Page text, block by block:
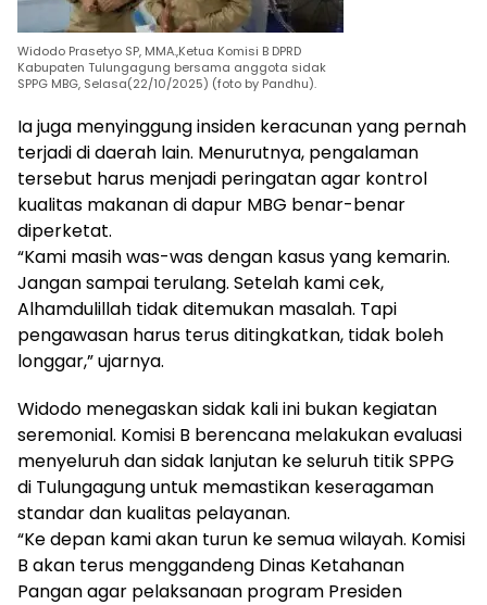
Widodo Prasetyo SP, MMA.,Ketua Komisi B DPRD
Kabupaten Tulungagung bersama anggota sidak
SPPG MBG, Selasa(22/10/2025) (foto by Pandhu).
Ia juga menyinggung insiden keracunan yang pernah
terjadi di daerah lain. Menurutnya, pengalaman
tersebut harus menjadi peringatan agar kontrol
kualitas makanan di dapur MBG benar-benar
diperketat.
“Kami masih was-was dengan kasus yang kemarin.
Jangan sampai terulang. Setelah kami cek,
Alhamdulillah tidak ditemukan masalah. Tapi
pengawasan harus terus ditingkatkan, tidak boleh
longgar,” ujarnya.
Widodo menegaskan sidak kali ini bukan kegiatan
seremonial. Komisi B berencana melakukan evaluasi
menyeluruh dan sidak lanjutan ke seluruh titik SPPG
di Tulungagung untuk memastikan keseragaman
standar dan kualitas pelayanan.
“Ke depan kami akan turun ke semua wilayah. Komisi
B akan terus menggandeng Dinas Ketahanan
Pangan agar pelaksanaan program Presiden